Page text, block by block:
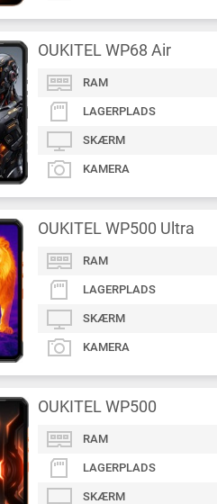
OUKITEL WP68 Air
RAM
LAGERPLADS
SKÆRM
KAMERA
OUKITEL WP500 Ultra
RAM
LAGERPLADS
SKÆRM
KAMERA
OUKITEL WP500
RAM
LAGERPLADS
SKÆRM